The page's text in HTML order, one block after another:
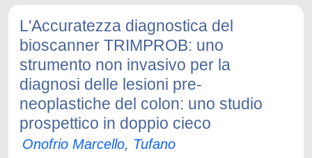
L'Accuratezza diagnostica del
bioscanner TRIMPROB: uno
strumento non invasivo per la
diagnosi delle lesioni pre-
neoplastiche del colon: uno studio
prospettico in doppio cieco
Onofrio Marcello, Tufano